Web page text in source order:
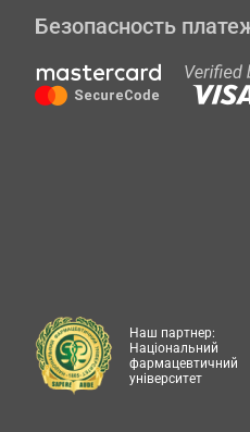
Безопасность
Наш партнер:
Національний
фармацевтичний
університет